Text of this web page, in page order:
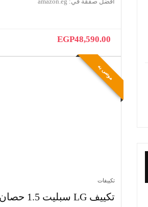
EGP48,590.00
موصى به
تكييفات
تكييف LG سبليت 1.5 حصان ساخن وبارد